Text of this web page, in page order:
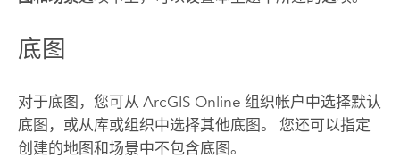
底图
对于底图，您可从 ArcGIS Online 组织帐户中选择默认
底图，或从库或组织中选择其他底图。 您还可以指定
创建的地图和场景中不包含底图。